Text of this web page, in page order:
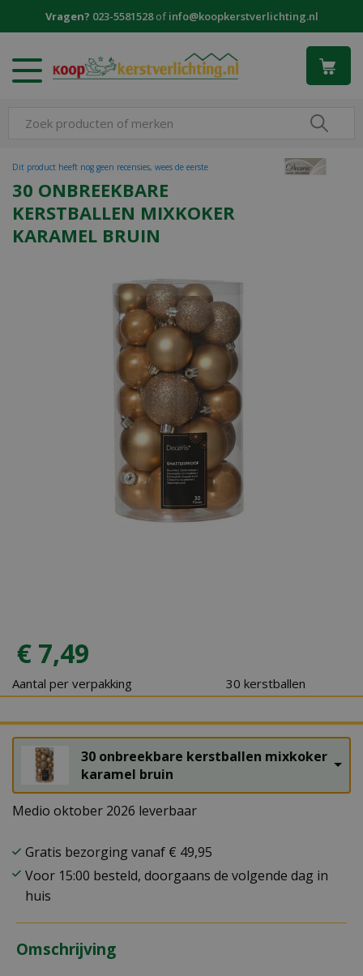
Vragen? 023-5581528ofinfo@koopkerstverlichting.nl
30 ONBREEKBARE
KERSTBALLEN MIXKOKER
KARAMEL BRUIN
Dit product heeft nog geen recensies, wees de eerste
€ 7,49
Aantal per verpakking 30 kerstballen
30 onbreekbare kerstballen mixkoker
karamel bruin
Medio oktober 2026 leverbaar
Gratis bezorging vanaf € 49,95
Voor 15:00 besteld, doorgaans de volgende dag in
huis
Omschrijving